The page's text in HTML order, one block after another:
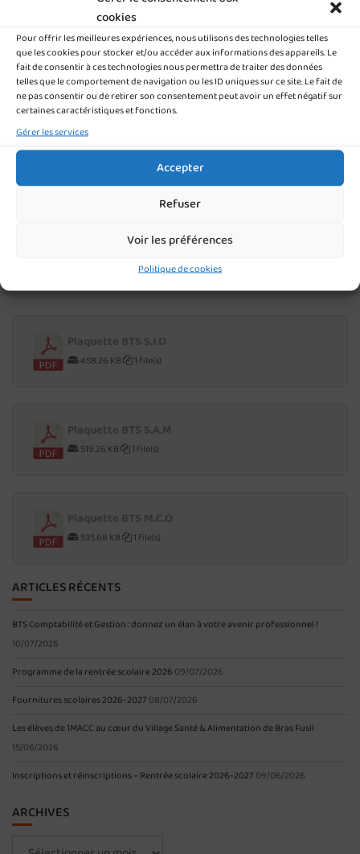
cookies
Pour offrir les meilleures expériences, nous utilisons des technologies telles
que les cookies pour stocker et/ou accéder aux informations des appareils. Le
fait de consentir à ces technologies nous permettra de traiter des données
telles que le comportement de navigation ou les ID uniques sur ce site. Le fait de
ne pas consentir ou de retirer son consentement peut avoir un effet négatif sur
certaines caractéristiques et fonctions.
Gérer les services
Accepter
Refuser
Voir les préférences
Politique de cookies
TÉLÉCHARGER NOS PLAQUETTES POST-BAC
Plaquette CS Services Numériques aux
Organisations
350.40 KB 1 file(s)
Plaquette BTS gestion P.M.E
582.47 KB 1 file(s)
1 file(s)
458.26 KB 1 file(s)
519.26 KB 1 file(s)
535.68 KB 1 file(s)
ARTICLES RÉCENTS
BTS Comptabilité et Gestion : donnez un élan à votre avenir professionnel !
10/07/2026
Programme de la rentrée scolaire 2026 09/07/2026
Fournitures scolaires 2026-2027 08/07/2026
Les élèves de 1MACC au cœur du Village Santé & Alimentation de Bras Fusil
15/06/2026
Inscriptions et réinscriptions – Rentrée scolaire 2026-2027 09/06/2026
ARCHIVES